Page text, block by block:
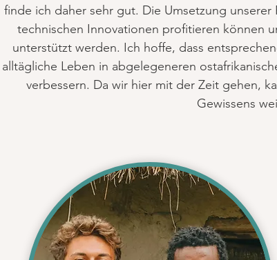
finde ich daher sehr gut. Die Umsetzung
technischen Innovationen profitieren können
unterstützt werden. Ich hoffe, dass
alltägliche Leben in abgelegeneren
verbessern. Da wir hier mit der Zeit gehen,
Gewissens